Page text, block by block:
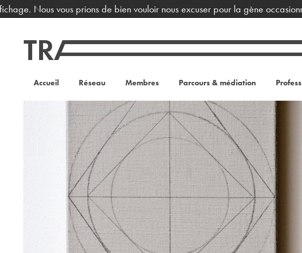
Nous vous prions de bien vouloir nous excuser pour la gène occasionnée.
Accueil Réseau Membres Parcours & médiation